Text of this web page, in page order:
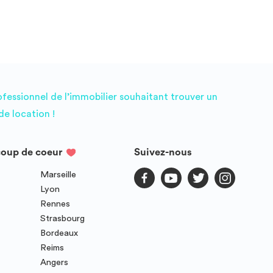
de l’immobilier souhaitant trouver un
location !
de coeur
Marseille
Lyon
Rennes
Strasbourg
Bordeaux
Reims
Angers
Suivez-nous